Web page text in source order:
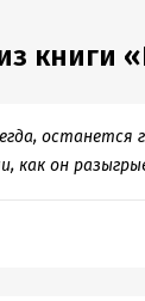
книги
останется
как он